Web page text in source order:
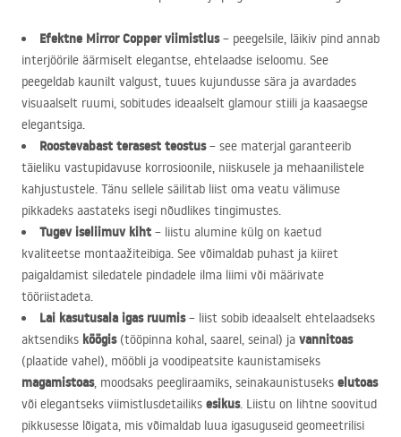
Efektne Mirror Copper viimistlus– peegelsile, läikiv pind annab
interjöörile äärmiselt elegantse, ehtelaadse iseloomu. See
peegeldab kaunilt valgust, tuues kujundusse sära ja avardades
visuaalselt ruumi, sobitudes ideaalselt glamour stiili ja kaasaegse
elegantsiga.
Roostevabast terasest teostus– see materjal garanteerib
täieliku vastupidavuse korrosioonile, niiskusele ja mehaanilistele
kahjustustele. Tänu sellele säilitab liist oma veatu välimuse
pikkadeks aastateks isegi nõudlikes tingimustes.
Tugev iseliimuv kiht – liistu alumine külg on kaetud
kvaliteetse montaažiteibiga. See võimaldab puhast ja kiiret
paigaldamist siledatele pindadele ilma liimi või määrivate
tööriistadeta.
Lai kasutusala igas ruumis– liist sobib ideaalselt ehtelaadseks
aktsendiks köögis(tööpinna kohal, saarel, seinal) ja vannitoas
(plaatide vahel), mööbli ja voodipeatsite kaunistamiseks
magamistoas, moodsaks peegliraamiks, seinakaunistuseks elutoas
või elegantseks viimistlusdetailiks esikus. Liistu on lihtne soovitud
pikkusesse lõigata, mis võimaldab luua igasuguseid geomeetrilisi